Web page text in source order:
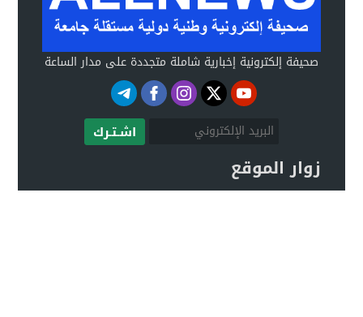
صحيفة إلكترونية إخبارية شاملة متجددة على مدار الساعة
اشـتـرك
زوار الموقع